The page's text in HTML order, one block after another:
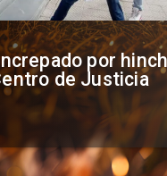
firma contrato
nuevo